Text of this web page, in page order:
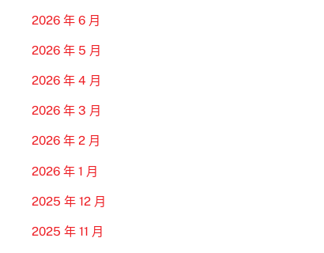
2026 年 6 月
2026 年 5 月
2026 年 4 月
2026 年 3 月
2026 年 2 月
2026 年 1 月
2025 年 12 月
2025 年 11 月